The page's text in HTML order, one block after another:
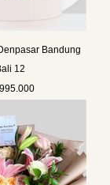
Bandung
12